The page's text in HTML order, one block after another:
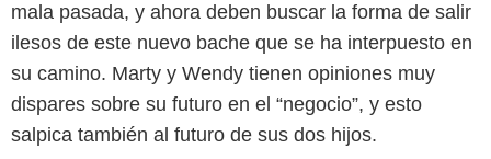
mala pasada, y ahora deben buscar la forma de salir
ilesos de este nuevo bache que se ha interpuesto en
su camino. Marty y Wendy tienen opiniones muy
dispares sobre su futuro en el “negocio”, y esto
salpica también al futuro de sus dos hijos.